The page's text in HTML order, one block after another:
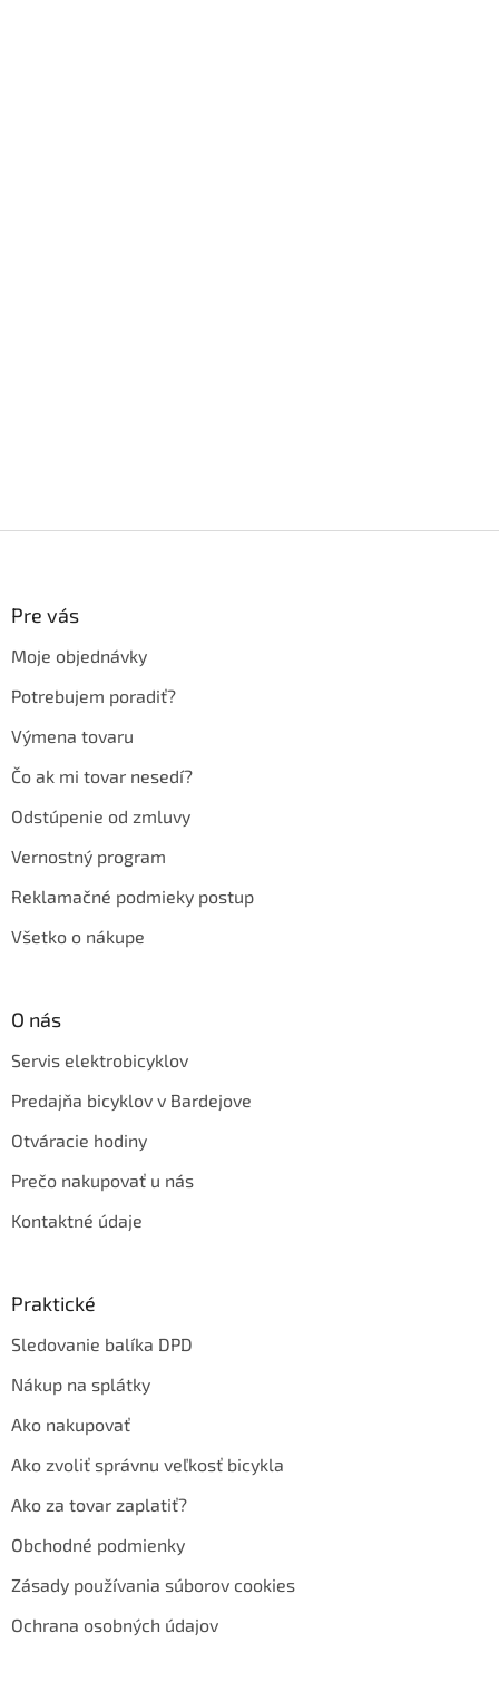
Pre vás
Moje objednávky
Potrebujem poradiť?
Výmena tovaru
Čo ak mi tovar nesedí?
Odstúpenie od zmluvy
Vernostný program
Reklamačné podmieky postup
Všetko o nákupe
O nás
Servis elektrobicyklov
Predajňa bicyklov v Bardejove
Otváracie hodiny
Prečo nakupovať u nás
Kontaktné údaje
Praktické
Sledovanie balíka DPD
Nákup na splátky
Ako nakupovať
Ako zvoliť správnu veľkosť bicykla
Ako za tovar zaplatiť?
Obchodné podmienky
Zásady používania súborov cookies
Ochrana osobných údajov